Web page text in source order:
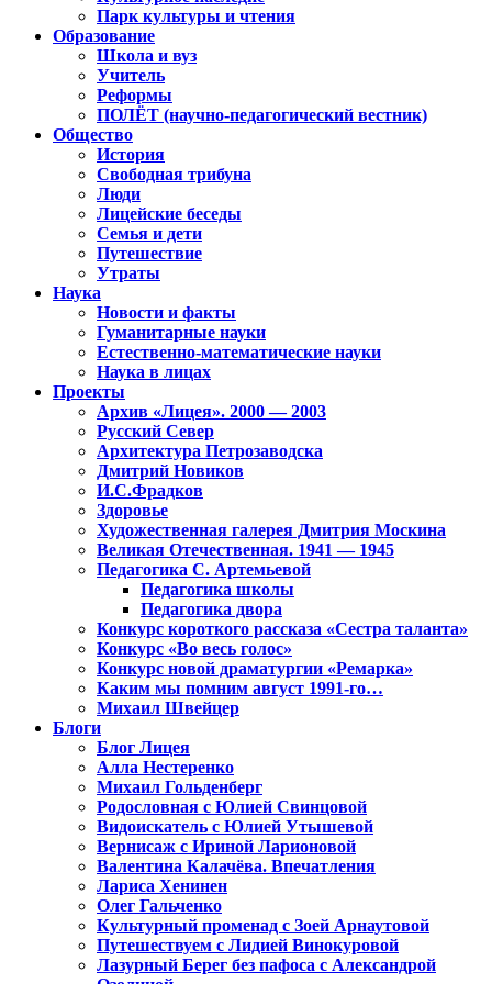
Парк культуры и чтения
Образование
Школа и вуз
Учитель
Реформы
ПОЛЁТ (научно-педагогический вестник)
Общество
История
Свободная трибуна
Люди
Лицейские беседы
Семья и дети
Путешествие
Утраты
Наука
Новости и факты
Гуманитарные науки
Естественно-математические науки
Наука в лицах
Проекты
Архив «Лицея». 2000 — 2003
Русский Север
Архитектура Петрозаводска
Дмитрий Новиков
И.С.Фрадков
Здоровье
Художественная галерея Дмитрия Москина
Великая Отечественная. 1941 — 1945
Педагогика С. Артемьевой
Педагогика школы
Педагогика двора
Конкурс короткого рассказа «Сестра таланта»
Конкурс «Во весь голос»
Конкурс новой драматургии «Ремарка»
Каким мы помним август 1991-го…
Михаил Швейцер
Блоги
Блог Лицея
Алла Нестеренко
Михаил Гольденберг
Родословная с Юлией Свинцовой
Видоискатель с Юлией Утышевой
Вернисаж с Ириной Ларионовой
Валентина Калачёва. Впечатления
Лариса Хенинен
Олег Гальченко
Культурный променад с Зоей Арнаутовой
Путешествуем с Лидией Винокуровой
Лазурный Берег без пафоса с Александрой